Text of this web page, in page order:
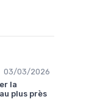
03/03/2026
la
plus près